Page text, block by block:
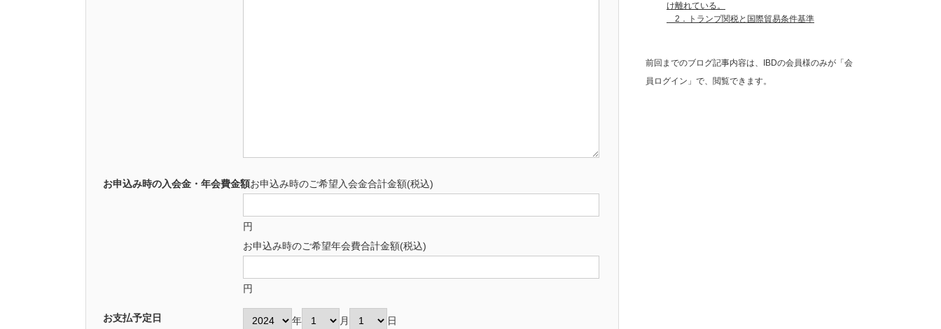
お申込み時の入会金・年会費金額お申込み時のご希望入会金合計金額(税込)
円
お申込み時のご希望年会費合計金額(税込)
円
お支払予定日 年 月 日
け離れている。
2．トランプ関税と国際貿易条件基準
前回までのブログ記事内容は、IBDの会員様のみが「会
員ログイン」で、閲覧できます。